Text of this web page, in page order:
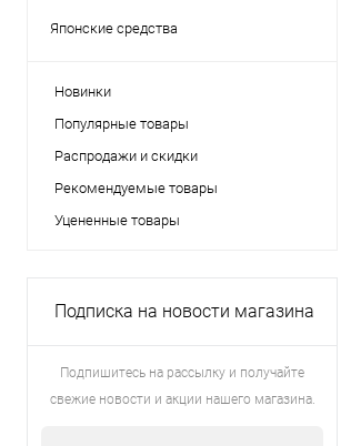
Японские средства
Новинки
Популярные товары
Распродажи и скидки
Рекомендуемые товары
Уцененные товары
Подписка на новости магазина
Подпишитесь на рассылку и получайте
свежие новости и акции нашего магазина.